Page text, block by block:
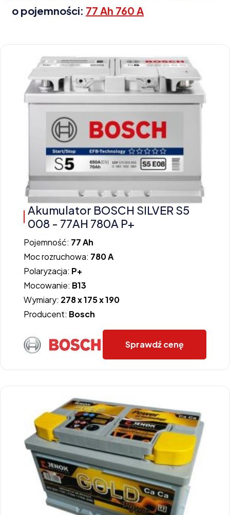
o pojemności: 77 Ah 760 A
Akumulator BOSCH SILVER S5
008 - 77AH 780A P+
Pojemność: 77 Ah
Moc rozruchowa: 780 A
Polaryzacja: P+
Mocowanie: B13
Wymiary: 278 x 175 x 190
Producent: Bosch
Sprawdź cenę